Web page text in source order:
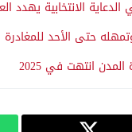
الانتخابية يهدد
حتى الأحد